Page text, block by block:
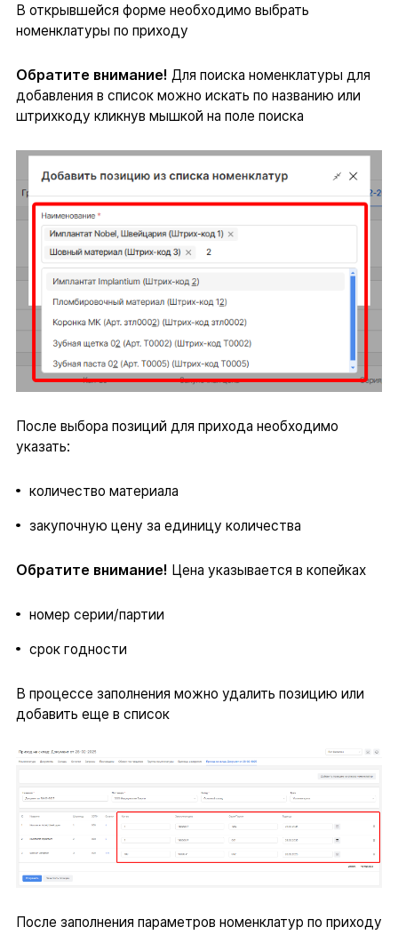
В открывшейся форме необходимо выбрать
номенклатуры по приходу
Обратите внимание! Для поиска номенклатуры для
добавления в список можно искать по названию или
штрихкоду кликнув мышкой на поле поиска
После выбора позиций для прихода необходимо
указать:
количество материала
закупочную цену за единицу количества
Обратите внимание! Цена указывается в копейках
номер серии/партии
срок годности
В процессе заполнения можно удалить позицию или
добавить еще в список
После заполнения параметров номенклатур по приходу